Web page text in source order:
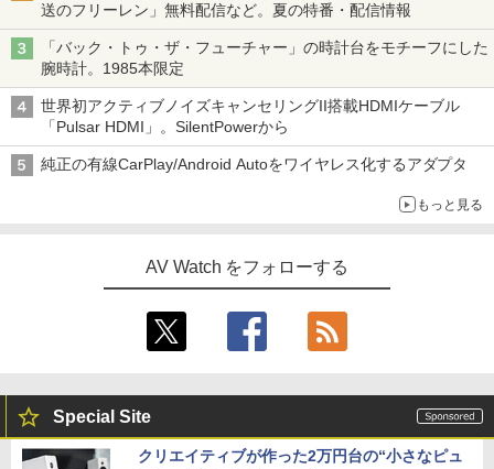
送のフリーレン」無料配信など。夏の特番・配信情報
「バック・トゥ・ザ・フューチャー」の時計台をモチーフにした
腕時計。1985本限定
世界初アクティブノイズキャンセリングII搭載HDMIケーブル
「Pulsar HDMI」。SilentPowerから
純正の有線CarPlay/Android Autoをワイヤレス化するアダプタ
もっと見る
AV Watch をフォローする
Special Site
クリエイティブが作った2万円台の“小さなピュ